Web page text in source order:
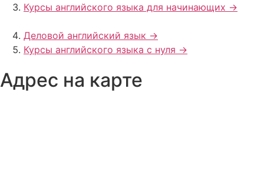
Курсы английского языка для начинающих ->
Деловой английский язык ->
Курсы английского языка с нуля ->
Адрес на карте